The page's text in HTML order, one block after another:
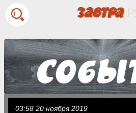
03:58 20 ноября 2019